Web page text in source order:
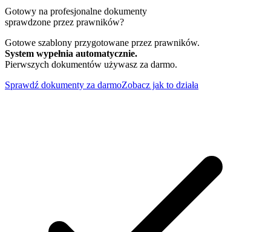
Gotowy na profesjonalne dokumenty
sprawdzone przez prawników?
Gotowe szablony przygotowane przez prawników.
System wypełnia automatycznie.
Pierwszych dokumentów używasz za darmo.
Sprawdź dokumenty za darmoZobacz jak to działa